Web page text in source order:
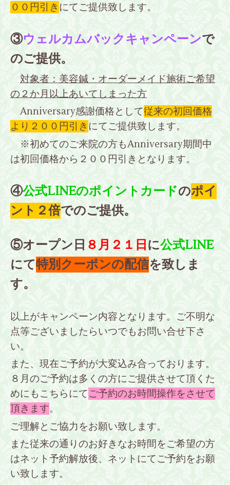
００円引き にてご提供致します。
③ウェルカムバックキャンペーンで
のご提供。
対象者：美容鍼・オーダーメイド施術ご希望
の２か月以上あいてしまった方
Anniversary感謝価格として従来の初回価格
より２００円引き にてご提供致します。
※初めてのご来院の方もAnniversary期間中
は初回価格から２００円引きとなります。
④公式LINEのポイントカードのポイ
ント２倍でのご提供。
⑤オープン日 ８月２１日 に公式LINE
にて特別クーポンの配信を致しま
す。
以上がキャンペーン内容となります。ご不明な
点等ございましたらいつでもお問い合せ下さ
い。
また、現在ご予約が大変込み合っております。
８月のご予約は多くの方にご提供させて頂くた
めにも こちらにてご予約のお時間操作をさせて
頂きます。
ご理解とご協力をお願い致します。
また従来の通りのお好きなお時間をご希望の方
はネット予約解放後、ネットにてご予約をお願
い致します。